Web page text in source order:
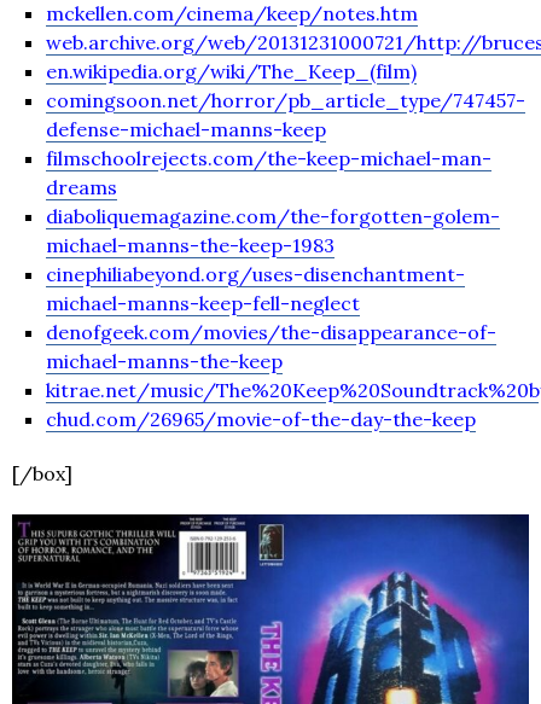
mckellen.com/cinema/keep/notes.htm
web.archive.org/web/20131231000721/http://
en.wikipedia.org/wiki/The_Keep_(film)
comingsoon.net/horror/pb_article_type/747457-
defense-michael-manns-keep
filmschoolrejects.com/the-keep-michael-man-
dreams
diaboliquemagazine.com/the-forgotten-golem-
michael-manns-the-keep-1983
cinephiliabeyond.org/uses-disenchantment-
michael-manns-keep-fell-neglect
denofgeek.com/movies/the-disappearance-of-
michael-manns-the-keep
kitrae.net/music/
chud.com/26965/movie-of-the-day-the-keep
[/box]